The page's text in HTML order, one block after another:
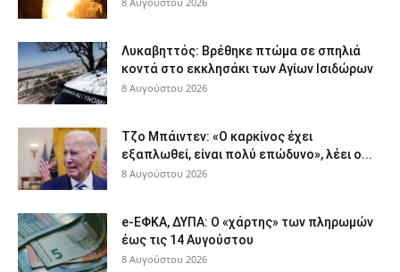
Λυκαβηττός: Βρέθηκε πτώμα σε σπηλιά
κοντά στο εκκλησάκι των Αγίων Ισιδώρων
8 Αυγούστου 2026
Τζο Μπάιντεν: «Ο καρκίνος έχει
εξαπλωθεί, είναι πολύ επώδυνο», λέει ο...
8 Αυγούστου 2026
e-ΕΦΚΑ, ΔΥΠΑ: Ο «χάρτης» των πληρωμών
έως τις 14 Αυγούστου
8 Αυγούστου 2026